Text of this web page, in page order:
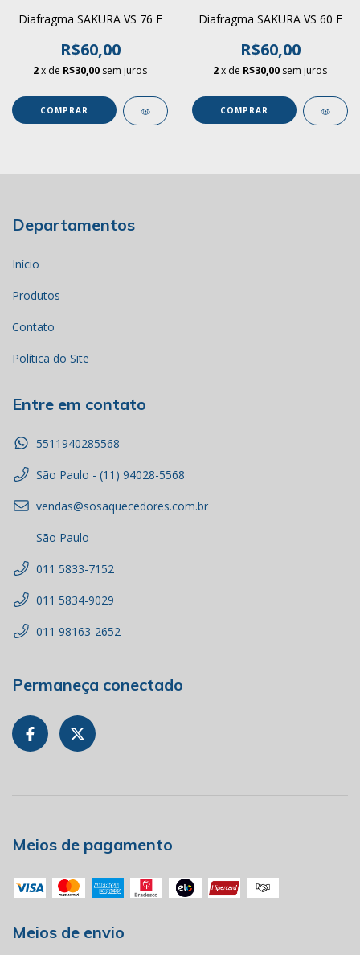
Diafragma SAKURA VS 76 F
R$60,00
2x de R$30,00 sem juros
Diafragma SAKURA VS 60 F
R$60,00
2x de R$30,00 sem juros
Departamentos
Início
Produtos
Contato
Política do Site
Entre em contato
5511940285568
São Paulo - (11) 94028-5568
vendas@sosaquecedores.com.br
São Paulo
011 5833-7152
011 5834-9029
011 98163-2652
Permaneça conectado
Meios de pagamento
Meios de envio